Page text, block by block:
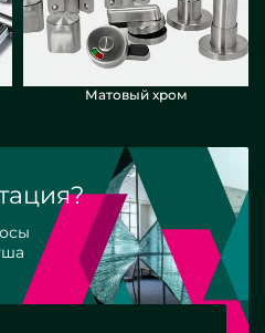
Матовый хром